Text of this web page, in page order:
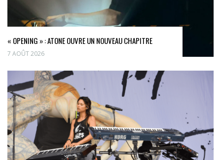
« OPENING » : ATONE OUVRE UN NOUVEAU CHAPITRE
7 AOÛT 2026